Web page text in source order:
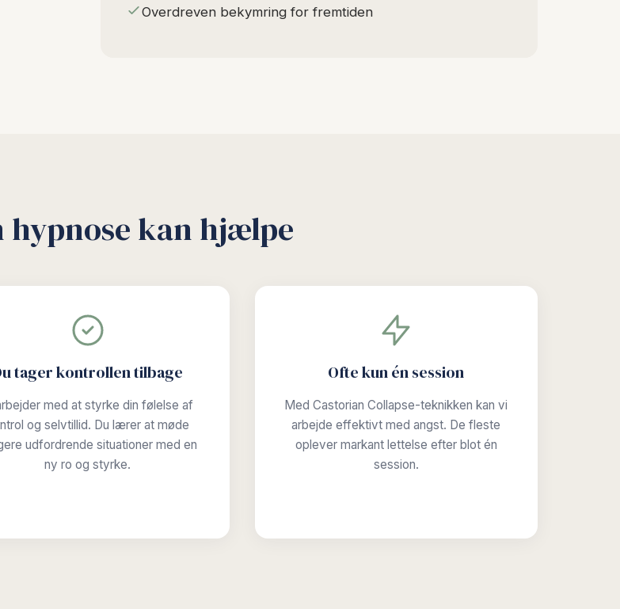
Overdreven bekymring for fremtiden
hypnose kan hjælpe
tager kontrollen tilbage
med at styrke din følelse af
og selvtillid. Du lærer at møde
udfordrende situationer med en
ny ro og styrke.
Ofte kun én session
Med Castorian Collapse-teknikken kan vi
arbejde effektivt med angst. De fleste
oplever markant lettelse efter blot én
session.